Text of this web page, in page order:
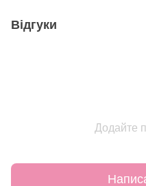
Відгуки
Додайте